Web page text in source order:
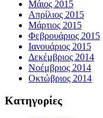
Μάιος 2015
Απρίλιος 2015
Μάρτιος 2015
Φεβρουάριος 2015
Ιανουάριος 2015
Δεκέμβριος 2014
Νοέμβριος 2014
Οκτώβριος 2014
Kατηγορίες